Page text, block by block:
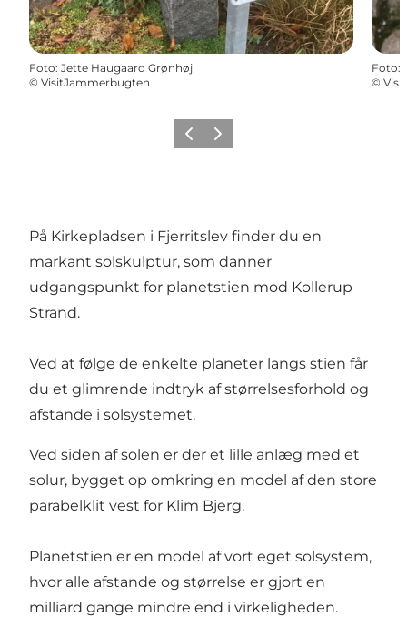
Foto: Jette Haugaard Grønhøj
© VisitJammerbugten
Foto:
©
ForrigeNæste
På Kirkepladsen i Fjerritslev finder du en
markant solskulptur, som danner
udgangspunkt for planetstien mod Kollerup
Strand.
Ved at følge de enkelte planeter langs stien får
du et glimrende indtryk af størrelsesforhold og
afstande i solsystemet.
Ved siden af solen er der et lille anlæg med et
solur, bygget op omkring en model af den store
parabelklit vest for Klim Bjerg.
Planetstien er en model af vort eget solsystem,
hvor alle afstande og størrelse er gjort en
milliard gange mindre end i virkeligheden.